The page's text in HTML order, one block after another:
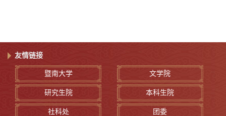
友情链接
暨南大学 文学院
研究生院 本科生院
社科处 团委